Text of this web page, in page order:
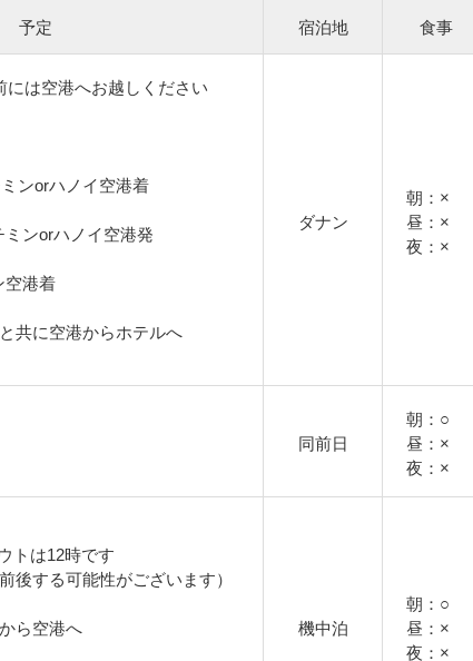
予定 宿泊地 食事
は空港へお越しください
ミンorハノイ空港着
ミンorハノイ空港発
空港着
共に空港からホテルへ
ダナン
朝：×
昼：×
夜：×
同前日
朝：○
昼：×
夜：×
トは12時です
後する可能性がございます）
ら空港へ 機中泊
朝：○
昼：×
夜：×